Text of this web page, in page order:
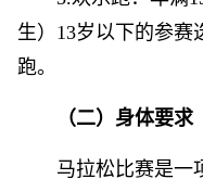
生）13岁以下的参赛
跑。
（二）身体要求
马拉松比赛是一